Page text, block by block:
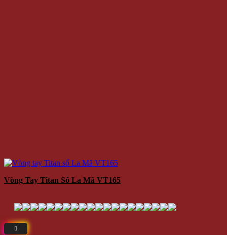
Vòng Tay Titan Số La Mã VT165